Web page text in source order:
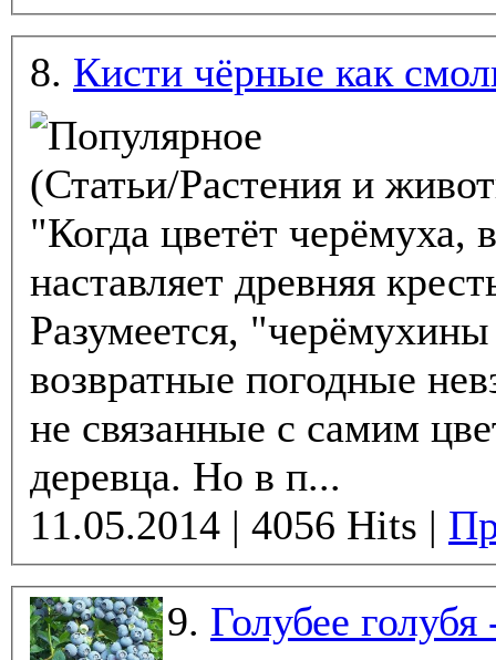
8. Кисти чёрные как
(Статьи/Растения и
"Когда цветёт черёмуха,
наставляет древняя
Разумеется,
возвратные погодные
не связанные с самим
деревца. Но в п...
11.05.2014 | 4056 Hits |
9. Голубее голубя